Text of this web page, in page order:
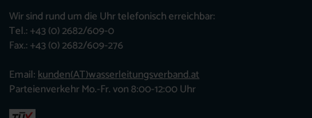
Wir sind rund um die Uhr telefonisch erreichbar:
Tel.: +43 (0) 2682/609-0
Fax.: +43 (0) 2682/609-276
Email:kunden(AT)wasserleitungsverband.at
Parteienverkehr Mo.-Fr. von 8:00-12:00 Uhr